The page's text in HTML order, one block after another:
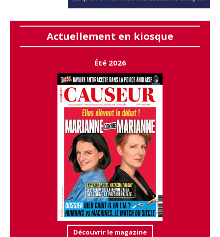
Actuellement en kiosque
Été 2026
Découvrir le magazine